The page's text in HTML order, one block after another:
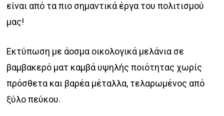
είναι από τα πιο σημαντικά έργα του πολιτισμού
μας!
Εκτύπωση με άοσμα οικολογικά μελάνια σε
βαμβακερό ματ καμβά υψηλής ποιότητας χωρίς
πρόσθετα και βαρέα μέταλλα, τελαρωμένος από
ξύλο πεύκου.